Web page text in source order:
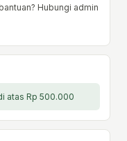
Hubungi admin
atas Rp 500.000